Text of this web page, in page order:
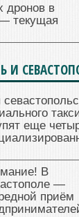
дронов в
текущая
И
еще
В
—
приём